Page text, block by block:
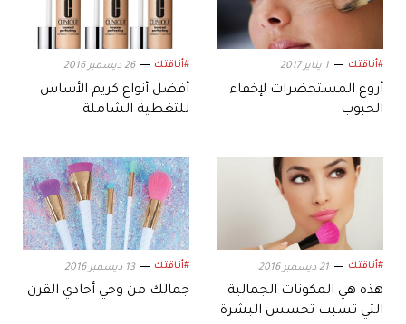
#أناقتك 1 يناير 2017
أروع المستحضرات لإخفاء
الحبوب
#أناقتك 26 ديسمبر 2016
أفضل أنواع كريم الأساس
للتغطية الشاملة
#أناقتك 21 ديسمبر 2016
هذه هي المكونات الجمالية
التي تسبب تحسس البشرة
#أناقتك 13 ديسمبر 2016
جمالك من وحي أحادي القرن